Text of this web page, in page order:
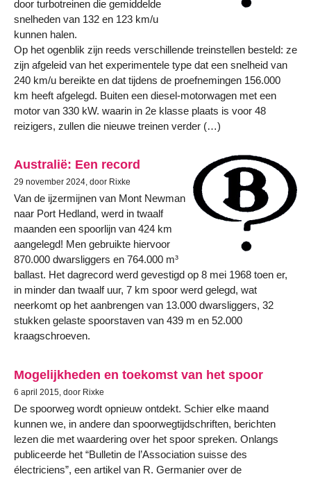
door turbotreinen die gemiddelde
snelheden van 132 en 123 km/u
kunnen halen.
Op het ogenblik zijn reeds verschillende treinstellen besteld: ze
zijn afgeleid van het experimentele type dat een snelheid van
240 km/u bereikte en dat tijdens de proefnemingen 156.000
km heeft afgelegd. Buiten een diesel-motorwagen met een
motor van 330 kW. waarin in 2e klasse plaats is voor 48
reizigers, zullen die nieuwe treinen verder (…)
Australië: Een record
29 november 2024, door Rixke
Van de ijzermijnen van Mont Newman
naar Port Hedland, werd in twaalf
maanden een spoorlijn van 424 km
aangelegd! Men gebruikte hiervoor
870.000 dwarsliggers en 764.000 m³
ballast. Het dagrecord werd gevestigd op 8 mei 1968 toen er,
in minder dan twaalf uur, 7 km spoor werd gelegd, wat
neerkomt op het aanbrengen van 13.000 dwarsliggers, 32
stukken gelaste spoorstaven van 439 m en 52.000
kraagschroeven.
Mogelijkheden en toekomst van het spoor
6 april 2015, door Rixke
De spoorweg wordt opnieuw ontdekt. Schier elke maand
kunnen we, in andere dan spoorwegtijdschriften, berichten
lezen die met waardering over het spoor spreken. Onlangs
publiceerde het “Bulletin de l’Association suisse des
électriciens”, een artikel van R. Germanier over de